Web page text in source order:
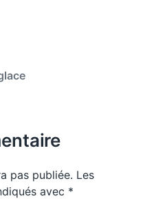
pas publiée. Les
avec *